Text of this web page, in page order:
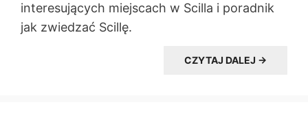
interesujących miejscach w Scilla i poradnik
jak zwiedzać Scillę.
CZYTAJ DALEJ →